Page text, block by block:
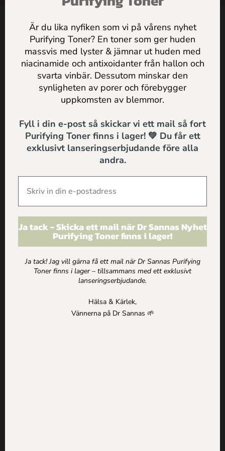
Kontakt
Dr Sannas Sweden AB
Kivra: 559183-0103
106 31 Stockholm
0735057443
info@drsannas.se
Information
Köp och Ordervillkor
Personuppgifts och Integritetspolicy
Shop
Nya produkter
Mina Sidor
Kundkorg
Logga in
Följ oss
Facebook
Är du lika nyfiken som vi på vårens nyhet
Purifying Toner? En toner som ger huden
massvis med lyster & jämnar ut huden med
niacinamide och antixoidanter från hallon och
svarta vinbär. Dessutom minskar den
synligheten av porer och förebygger
uppkomsten av blemmor.
Fyll i din e-post så skickar vi ett mail så fort
Purifying Toner finns i lager! 💚 Du får ett
exklusivt lanseringserbjudande före alla
andra.
Ja tack - Skicka ett mail när Dr Sannas Nyhet
Purifying Toner finns i lager!
Ja tack! Jag vill gärna få ett mail när Dr Sannas Purifying
Toner finns i lager – tillsammans med ett exklusivt
lanseringserbjudande.
Hälsa & Kärlek,
Vännerna på Dr Sannas 🌱
Jag godkännerDr Sannas
personuppgifts och integritetspolicy
SKICKA